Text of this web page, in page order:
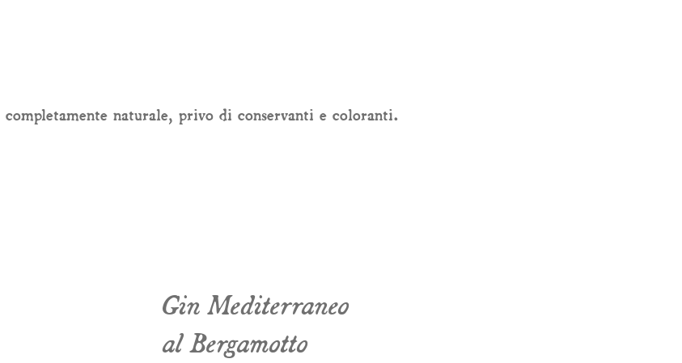
naturale, privo di conservanti e coloranti.
Gin Mediterraneo
al Bergamotto